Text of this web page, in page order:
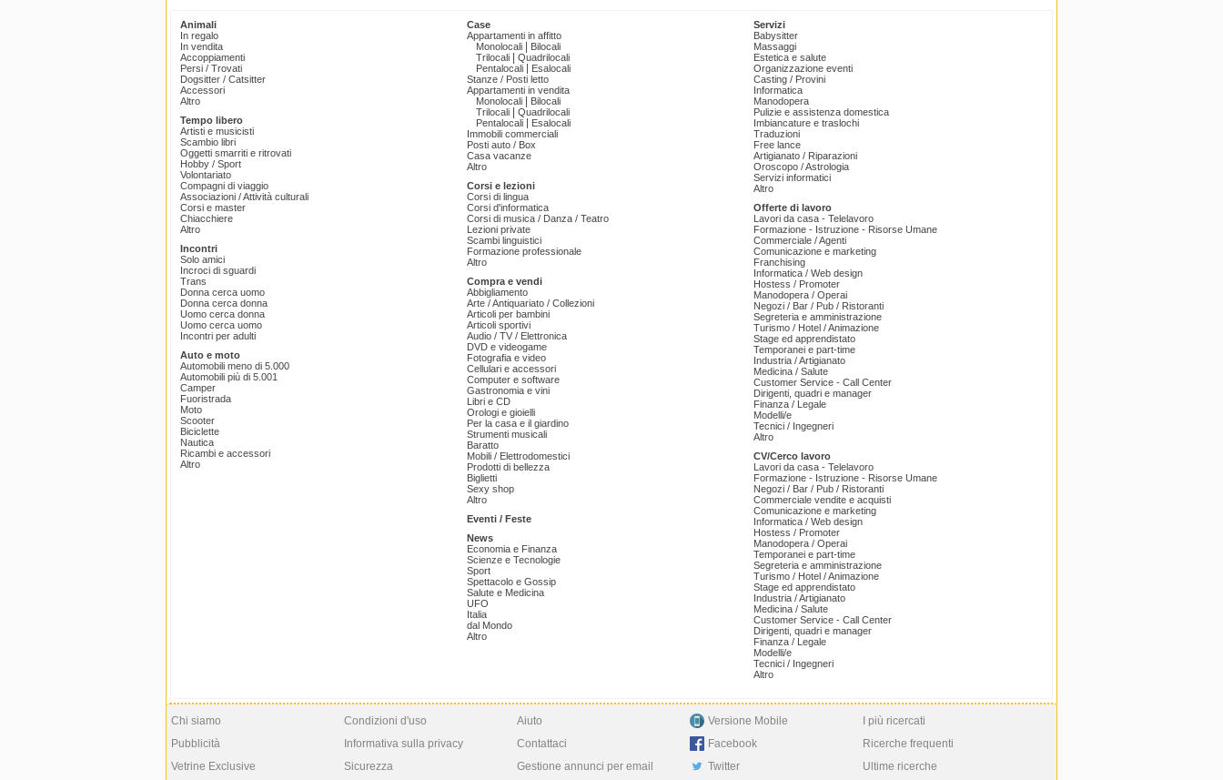
Animali
In regalo
In vendita
Accoppiamenti
Persi / Trovati
Dogsitter / Catsitter
Accessori
Altro
Tempo libero
Artisti e musicisti
Scambio libri
Oggetti smarriti e ritrovati
Hobby / Sport
Volontariato
Compagni di viaggio
Associazioni / Attività culturali
Corsi e master
Chiacchiere
Altro
Incontri
Solo amici
Incroci di sguardi
Trans
Donna cerca uomo
Donna cerca donna
Uomo cerca donna
Uomo cerca uomo
Incontri per adulti
Auto e moto
Automobili meno di 5.000
Automobili più di 5.001
Camper
Fuoristrada
Moto
Scooter
Biciclette
Nautica
Ricambi e accessori
Altro
Case
Appartamenti in affitto
Monolocali
Bilocali
Trilocali
Quadrilocali
Pentalocali
Esalocali
Stanze / Posti letto
Appartamenti in vendita
Monolocali
Bilocali
Trilocali
Quadrilocali
Pentalocali
Esalocali
Immobili commerciali
Posti auto / Box
Casa vacanze
Altro
Corsi e lezioni
Corsi di lingua
Corsi d'informatica
Corsi di musica / Danza / Teatro
Lezioni private
Scambi linguistici
Formazione professionale
Altro
Compra e vendi
Abbigliamento
Arte / Antiquariato / Collezioni
Articoli per bambini
Articoli sportivi
Audio / TV / Elettronica
DVD e videogame
Fotografia e video
Cellulari e accessori
Computer e software
Gastronomia e vini
Libri e CD
Orologi e gioielli
Per la casa e il giardino
Strumenti musicali
Baratto
Mobili / Elettrodomestici
Prodotti di bellezza
Biglietti
Sexy shop
Altro
Eventi / Feste
News
Economia e Finanza
Scienze e Tecnologie
Sport
Spettacolo e Gossip
Salute e Medicina
UFO
Italia
dal Mondo
Altro
Servizi
Babysitter
Massaggi
Estetica e salute
Organizzazione eventi
Casting / Provini
Informatica
Manodopera
Pulizie e assistenza domestica
Imbiancature e traslochi
Traduzioni
Free lance
Artigianato / Riparazioni
Oroscopo / Astrologia
Servizi informatici
Altro
Offerte di lavoro
Lavori da casa - Telelavoro
Formazione - Istruzione - Risorse Umane
Commerciale / Agenti
Comunicazione e marketing
Franchising
Informatica / Web design
Hostess / Promoter
Manodopera / Operai
Negozi / Bar / Pub / Ristoranti
Segreteria e amministrazione
Turismo / Hotel / Animazione
Stage ed apprendistato
Temporanei e part-time
Industria / Artigianato
Medicina / Salute
Customer Service - Call Center
Dirigenti, quadri e manager
Finanza / Legale
Modelli/e
Tecnici / Ingegneri
Altro
CV/Cerco lavoro
Lavori da casa - Telelavoro
Formazione - Istruzione - Risorse Umane
Negozi / Bar / Pub / Ristoranti
Commerciale vendite e acquisti
Comunicazione e marketing
Informatica / Web design
Hostess / Promoter
Manodopera / Operai
Temporanei e part-time
Segreteria e amministrazione
Turismo / Hotel / Animazione
Stage ed apprendistato
Industria / Artigianato
Medicina / Salute
Customer Service - Call Center
Dirigenti, quadri e manager
Finanza / Legale
Modelli/e
Tecnici / Ingegneri
Altro
Chi siamo
Pubblicità
Vetrine Exclusive
Condizioni d'uso
Informativa sulla privacy
Sicurezza
Aiuto
Contattaci
Gestione annunci per email
Versione Mobile
Facebook
Twitter
I più ricercati
Ricerche frequenti
Ultime ricerche